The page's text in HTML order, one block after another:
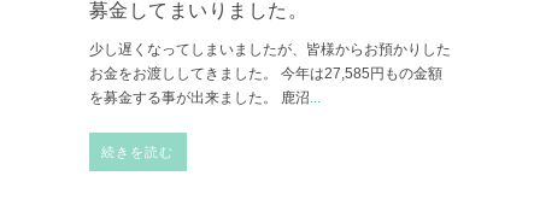
募金してまいりました。
少し遅くなってしまいましたが、皆様からお預かりした
お金をお渡ししてきました。 今年は27,585円もの金額
を募金する事が出来ました。 鹿沼...
続きを読む